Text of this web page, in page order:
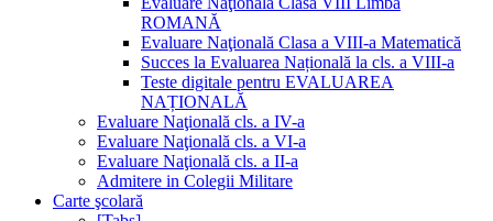
ROMANĂ
Evaluare Naţională Clasa a VIII-a Matematică
Succes la Evaluarea Națională la cls. a VIII-a
Teste digitale pentru EVALUAREA
NAȚIONALĂ
Evaluare Naţională cls. a IV-a
Evaluare Naţională cls. a VI-a
Evaluare Naţională cls. a II-a
Admitere in Colegii Militare
Carte şcolară